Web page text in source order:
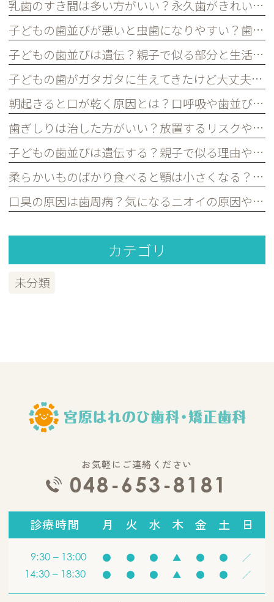
乳歯のすき間は多い方がいい？永久歯がきれいに並ぶために必要な理由を歯科医が解説｜宮原・さいたま市北区の歯医者
子どもの歯並びが悪いと虫歯になりやすい？歯並びとお口の健康の関係を歯科医が解説｜宮原・さいたま市北区の歯医者
子どもの歯並びは遺伝？親子で似る部分と生活習慣で変えられる部分を歯科医が解説｜宮原・さいたま市北区の歯医者
子どもの歯がガタガタに生えてきたけど大丈夫？永久歯の歯並びについて歯科医が解説｜宮原・さいたま市北区の歯医者
朝起きると口が乾く原因とは？口呼吸や歯並びとの関係を歯科医が解説｜宮原・さいたま市北区の歯医者
歯ぎしりは治した方がいい？放置するリスクや原因を歯科医が解説｜宮原・さいたま市北区の歯医者
子どもの歯並びは遺伝する？親子で似る理由や予防できるポイントを歯科医が解説｜宮原・さいたま市北区の歯医者
柔らかいものばかり食べると顎は小さくなる？子どもの歯並びとの関係を歯科医が解説｜宮原・さいたま市北区の歯医者
口臭の原因は歯周病？気になるニオイの原因や対策を歯科医が解説｜宮原・さいたま市北区の歯医者
カテゴリ
未分類
お気軽にご連絡ください
048-653-8181
診療時間 月 火 水 木 金 土 日
9:30 – 13:00 ● ● ● ▲ ● ● ／
14:30 – 18:30 ● ● ● ▲ ● ● ／